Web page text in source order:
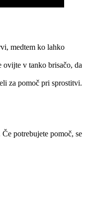
medtem ko lahko
ovijte v tanko brisačo, da
za pomoč pri sprostitvi.
potrebujete pomoč, se